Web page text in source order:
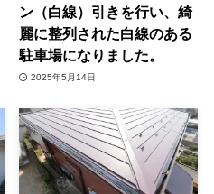
ン（白線）引きを行い、綺
麗に整列された白線のある
駐車場になりました。
2025年5月14日